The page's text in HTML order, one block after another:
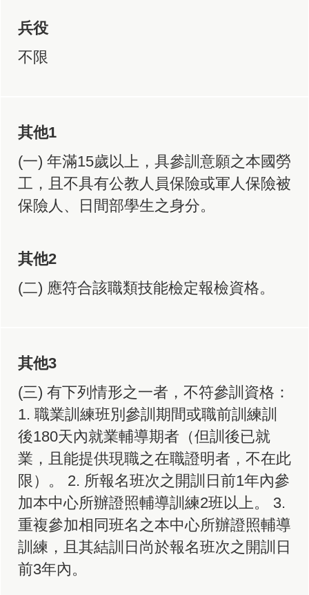
兵役
不限
其他1
(一) 年滿15歲以上，具參訓意願之本國勞
工，且不具有公教人員保險或軍人保險被
保險人、日間部學生之身分。
其他2
(二) 應符合該職類技能檢定報檢資格。
其他3
(三) 有下列情形之一者，不符參訓資格：
1. 職業訓練班別參訓期間或職前訓練訓
後180天內就業輔導期者（但訓後已就
業，且能提供現職之在職證明者，不在此
限）。 2. 所報名班次之開訓日前1年內參
加本中心所辦證照輔導訓練2班以上。 3.
重複參加相同班名之本中心所辦證照輔導
訓練，且其結訓日尚於報名班次之開訓日
前3年內。